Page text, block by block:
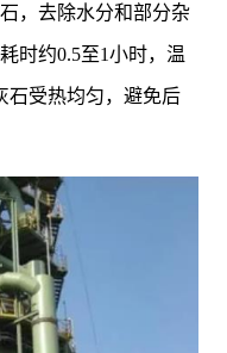
，去除水分和部分杂
时约0.5至1小时，温
石受热均匀，避免后